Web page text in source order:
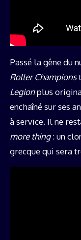
Passé la gêne du
Roller Champions
Legionplus
enchaîné sur ses
à service. Il ne
more thing: un
grecque qui sera